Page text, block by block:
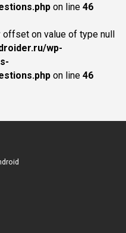
on line 46
offset on value of type null
wp-
on line 46